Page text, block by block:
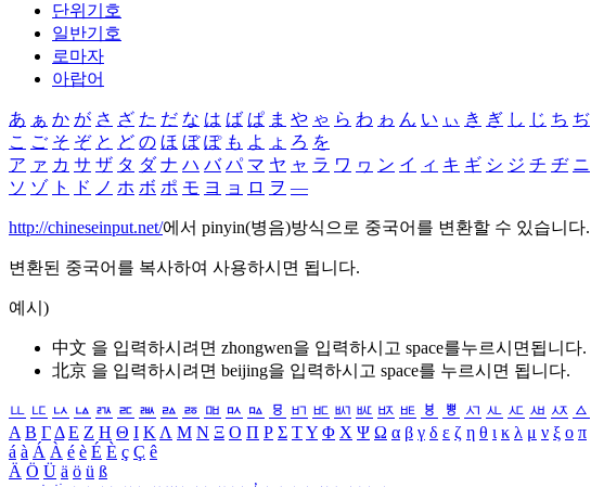
단위기호
일반기호
로마자
아랍어
あ ぁ か が さ ざ た だ な は ば ぱ ま や ゃ ら わ ゎ ん い ぃ き ぎ し じ ち ぢ
こ ご そ ぞ と ど の ほ ぼ ぽ も よ ょ ろ を
ア ァ カ サ ザ タ ダ ナ ハ バ パ マ ヤ ャ ラ ワ ヮ ン イ ィ キ ギ シ ジ チ ヂ ニ
ソ ゾ ト ド ノ ホ ボ ポ モ ヨ ョ ロ ヲ ―
http://chineseinput.net/에서 pinyin(병음)방식으로 중국어를 변환할 수 있습니다.
변환된 중국어를 복사하여 사용하시면 됩니다.
예시)
中文 을 입력하시려면 zhongwen을 입력하시고 space를누르시면됩니다.
北京 을 입력하시려면 beijing을 입력하시고 space를 누르시면 됩니다.
ㅥ ㅦ ㅧ ㅨ ㅩ ㅪ ㅫ ㅬ ㅭ ㅮ ㅯ ㅰ ㅱ ㅲ ㅳ ㅴ ㅵ ㅶ ㅷ ㅸ ㅹ ㅺ ㅻ ㅼ ㅽ ㅾ ㅿ
Α Β ΓΔ Ε Ζ Η Θ Ι ΚΛ Μ Ν Ξ Ο Π Ρ Σ ΤΥ Φ Χ Ψ Ω α β γ δ ε ζ η θ ι κ λ μ ν ξ ο π
á à Á À é è É È ç Ç ê
Ä Ö Ü ä ö ü ß